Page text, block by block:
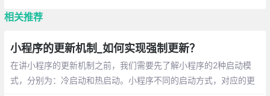
相关推荐
小程序的更新机制_如何实现强制更新？
在讲小程序的更新机制之前，我们需要先了解小程序的2种启动模
式，分别为：冷启动和热启动。小程序不同的启动方式，对应的更